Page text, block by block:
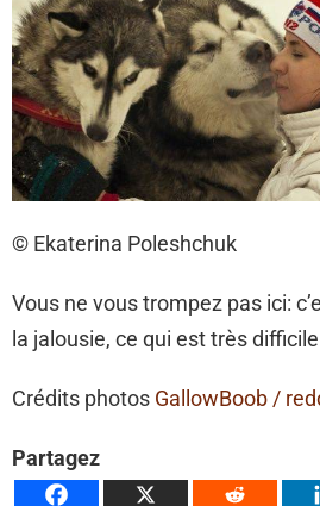
© Ekaterina Poleshchuk
Vous ne vous trompez pas ici:
la jalousie, ce qui est très
Crédits photos GallowBoob /
Partagez